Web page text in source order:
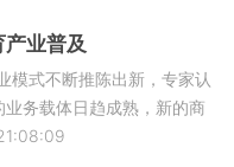
业普及
模式不断推陈出新，专家认
务载体日趋成熟，新的商